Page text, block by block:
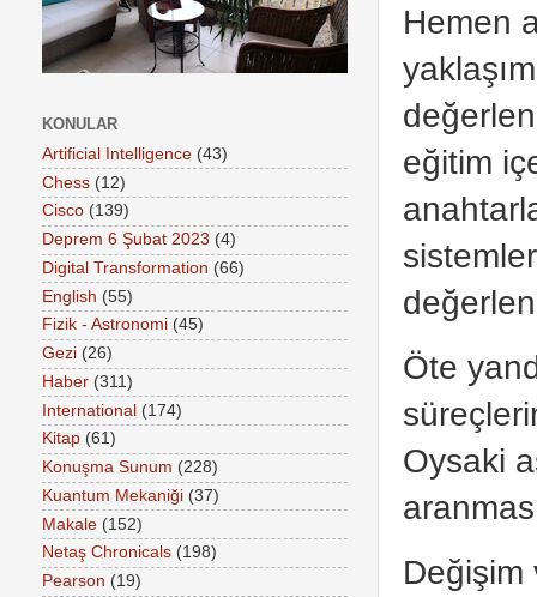
Hemen
eğitim
Öte
Oysaki
Değişim
KONULAR
Artificial Intelligence (43)
Chess (12)
Cisco (139)
Deprem 6 Şubat 2023 (4)
Digital Transformation (66)
English (55)
Fizik - Astronomi (45)
Gezi (26)
Haber (311)
International (174)
Kitap (61)
Konuşma Sunum (228)
Kuantum Mekaniği (37)
Makale (152)
Netaş Chronicals (198)
Pearson (19)